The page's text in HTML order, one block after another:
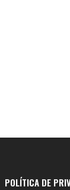
POLÍTICA DE